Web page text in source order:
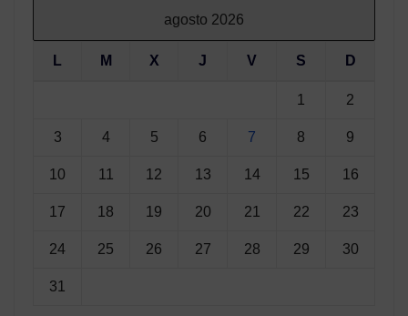
agosto 2026
L M X J V S D
1 2
3 4 5 6 7 8 9
10 11 12 13 14 15 16
17 18 19 20 21 22 23
24 25 26 27 28 29 30
31